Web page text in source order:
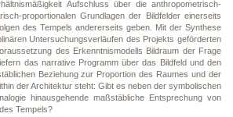
Aufschluss über die anthropometrisch-
proportionalen Grundlagen der Bildfelder einerseits
des Tempels andererseits geben. Mit der Synthese
Untersuchungsverläufen des Projekts geförderten
des Erkenntnismodells Bildraum der Frage
das narrative Programm über das Bildfeld und den
Beziehung zur Proportion des Raumes und der
der Architektur steht: Gibt es neben der symbolischen
hinausgehende maßstäbliche Entsprechung von
Tempels?